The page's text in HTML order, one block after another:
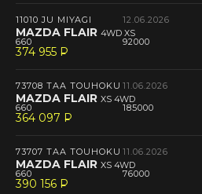
11010 JU MIYAGI 12.06.2026
MAZDA FLAIR 4WD XS
660 92000
374 955 P
--
73708 TAA TOUHOKU 11.06.2026
MAZDA FLAIR XS 4WD
660 185000
364 097 P
--
73707 TAA TOUHOKU 11.06.2026
MAZDA FLAIR XS 4WD
660 76000
390 156 P
--